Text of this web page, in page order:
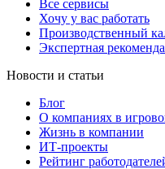
Все сервисы
Хочу у вас работать
Производственный
Экспертная
Новости и статьи
Блог
О компаниях в
Жизнь в компании
ИТ-проекты
Рейтинг